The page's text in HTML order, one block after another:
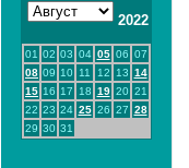
2022
01 02 03 04 05 06 07
08 09 10 11 12 13 14
15 16 17 18 19 20 21
22 23 24 25 26 27 28
29 30 31